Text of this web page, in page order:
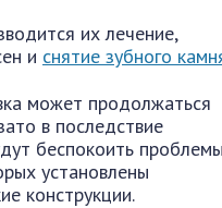
их лечение,
и снятие зубного
может продолжаться
в последствие
беспокоить
установлены
конструкции.